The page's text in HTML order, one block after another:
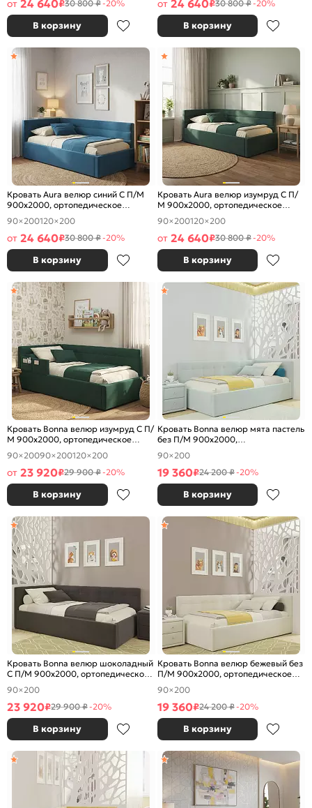
от 24 640₽30 800 ₽-20%
В корзину
от 24 640₽30 800 ₽-20%
В корзину
Кровать Aura велюр синий С П/М
900x2000, ортопедическое
основание, изголовье мягкое
90×200120×200
от 24 640₽30 800 ₽-20%
В корзину
Кровать Aura велюр изумруд С П/
М 900x2000, ортопедическое
основание, изголовье мягкое
90×200120×200
от 24 640₽30 800 ₽-20%
В корзину
Кровать Bonna велюр изумруд С П/
М 900x2000, ортопедическое
основание, изголовье мягкое
90×20090×200120×200
от 23 920₽29 900 ₽-20%
В корзину
Кровать Bonna велюр мята пастель
без П/М 900x2000,
ортопедическое основание,
изголовье мягкое
90×200
19 360₽24 200 ₽-20%
В корзину
Кровать Bonna велюр шоколадный
С П/М 900x2000, ортопедическое
основание, изголовье мягкое
90×200
23 920₽29 900 ₽-20%
В корзину
Кровать Bonna велюр бежевый без
П/М 900x2000, ортопедическое
основание, изголовье мягкое
90×200
19 360₽24 200 ₽-20%
В корзину